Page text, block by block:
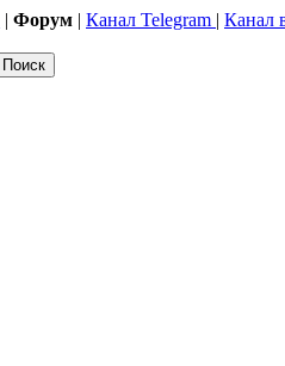
| Форум | Канал Telegram | Канал